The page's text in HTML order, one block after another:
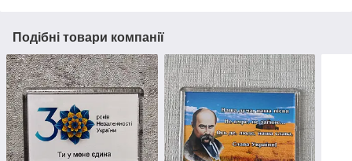
Подібні товари компанії